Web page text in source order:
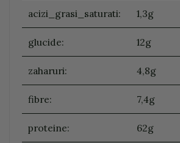
acizi_grasi_saturati: 1,3g
glucide: 12g
zaharuri: 4,8g
fibre: 7,4g
proteine: 62g